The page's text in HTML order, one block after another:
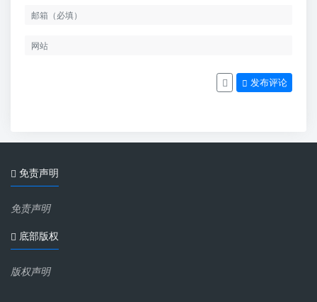
发布评论
免责声明
免责声明
底部版权
版权声明